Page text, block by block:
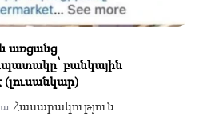
և առցանց
բանկային
Հասարակություն